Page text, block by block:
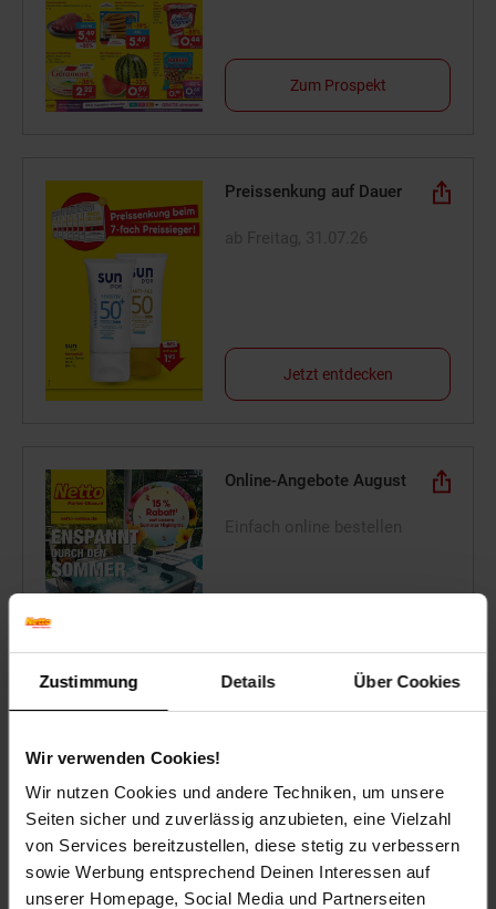
Zustimmung Details Über Cookies
Wir verwenden Cookies!
Wir nutzen Cookies und andere Techniken, um unsere
Seiten sicher und zuverlässig anzubieten, eine Vielzahl
von Services bereitzustellen, diese stetig zu verbessern
sowie Werbung entsprechend Deinen Interessen auf
unserer Homepage, Social Media und Partnerseiten
Zum Prospekt
Preissenkung auf Dauer
Jetzt entdecken
Online-Angebote August
Mobilität
Stets mobil durch den
Sommer